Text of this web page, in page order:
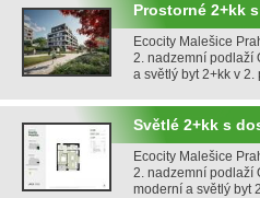
Prostorné 2+kk
Ecocity Malešice
2. nadzemní podlaží
a světlý byt 2+kk v
Světlé 2+kk s
Ecocity Malešice
2. nadzemní podlaží
moderní a světlý byt